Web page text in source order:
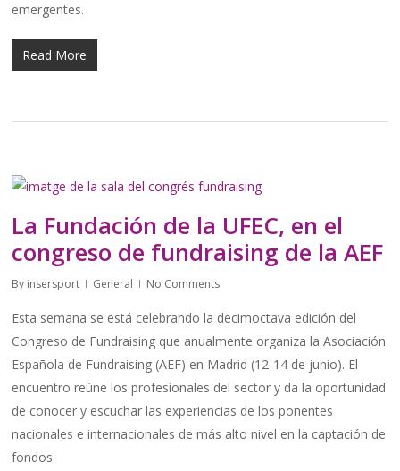
emergentes.
Read More
La Fundación de la UFEC, en el
congreso de fundraising de la AEF
By insersport General No Comments
Esta semana se está celebrando la decimoctava edición del
Congreso de Fundraising que anualmente organiza la Asociación
Española de Fundraising (AEF) en Madrid (12-14 de junio). El
encuentro reúne los profesionales del sector y da la oportunidad
de conocer y escuchar las experiencias de los ponentes
nacionales e internacionales de más alto nivel en la captación de
fondos.